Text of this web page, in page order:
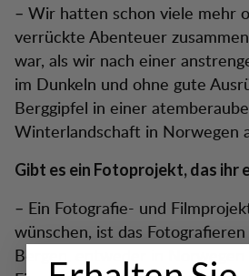
– Wir hatten schon viele mehr
verrückte Abenteuer
war, als wir nach einer
im Dunkeln und ohne gute
Berggipfel in einer
Winterlandschaft in Norwegen
Gibt es ein Fotoprojekt, das ihr
– Ein Fotografie- und
wünschen, ist das
Bergen, entweder in Norwegen